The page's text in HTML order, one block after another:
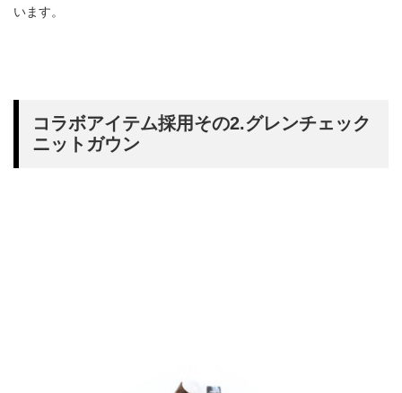
います。
コラボアイテム採用その2.グレンチェック
ニットガウン